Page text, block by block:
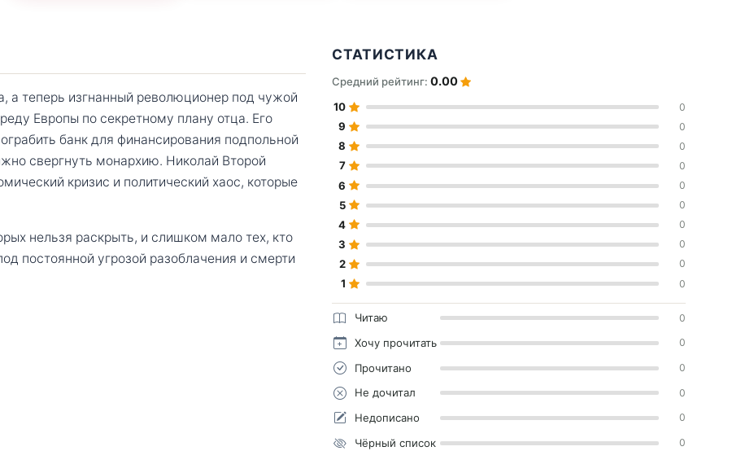
теперь изгнанный революционер под чужой
Европы по секретному плану отца. Его
банк для финансирования подпольной
свергнуть монархию. Николай Второй
кризис и политический хаос, которые
нельзя раскрыть, и слишком мало тех, кто
постоянной угрозой разоблачения и смерти
СТАТИСТИКА
Средний рейтинг:0.00
10 0
9 0
8 0
7 0
6 0
5 0
4 0
3 0
2 0
1 0
Читаю 0
Хочу прочитать 0
Прочитано 0
Не дочитал 0
Недописано 0
Чёрный список 0